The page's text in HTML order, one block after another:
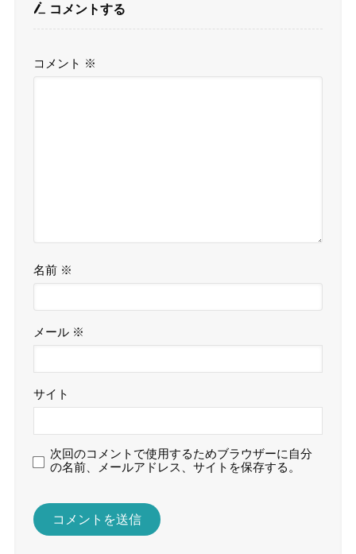
コメントする
コメント ※
名前 ※
メール ※
サイト
次回のコメントで使用するためブラウザーに自分
の名前、メールアドレス、サイトを保存する。